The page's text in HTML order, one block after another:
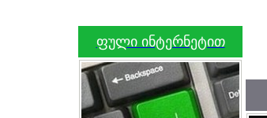
ფული ინტერნეტით